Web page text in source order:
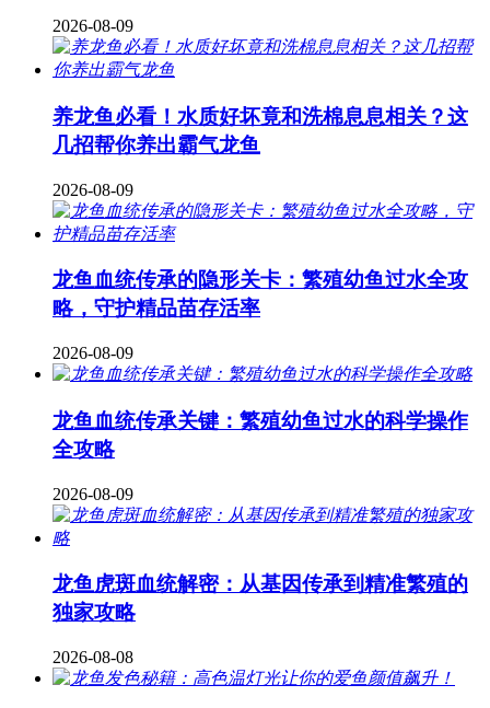
2026-08-09
养龙鱼必看！水质好坏竟和洗棉息息相关？这
几招帮你养出霸气龙鱼
2026-08-09
龙鱼血统传承的隐形关卡：繁殖幼鱼过水全攻
略，守护精品苗存活率
2026-08-09
龙鱼血统传承关键：繁殖幼鱼过水的科学操作
全攻略
2026-08-09
龙鱼虎斑血统解密：从基因传承到精准繁殖的
独家攻略
2026-08-08